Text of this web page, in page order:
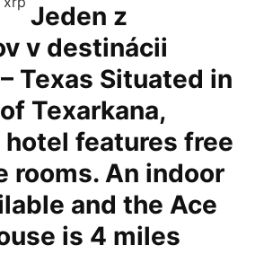
Jeden z
v destinácii
Texas Situated in
Texarkana,
hotel features free
rooms. An indoor
and the Ace
is 4 miles